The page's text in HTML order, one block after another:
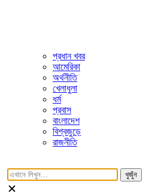
প্রধান খবর
আমেরিকা
অর্থনীতি
খেলাধুলা
ধর্ম
প্রবাস
বাংলাদেশ
বিশ্বজুড়ে
রাজনীতি
খুজুঁন